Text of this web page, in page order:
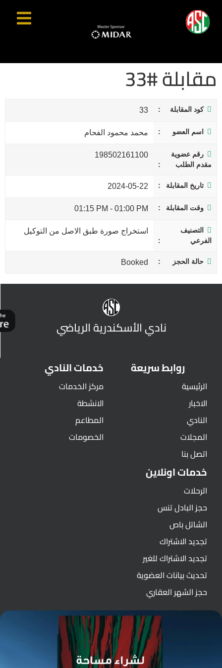
مقابلة #33
كود المقابلة 33
اسم العضو محمد محمود الفحام
رقم عضوية
مقدم الطلب
198502161100
تاريخ المقابلة 2024-05-22
وقت المقابلة 01:00 PM
-
01:15 PM
التصنيف
الفرعي
استخراج صورة طبق الاصل من التوكيل
حالة الحجز Booked
نادي الأسكندرية الرياضي
روابط سريعة
الرئيسية
الاخبار
النادي
المجلات
اتصل بنا
خدمات النادي
مركز الخدمات
الانشطة
المطاعم
الخصومات
خدمات اونلاين
الرحلات
حجز البادل تنس
الشاتل باص
تجديد الاشتراك
تجديد الاشتراك للغير
تحديث بيانات العضوية
حجز الشهر العقاري